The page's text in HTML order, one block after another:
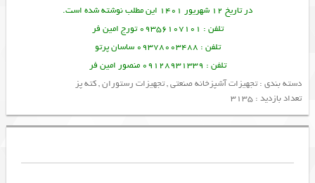
در تاریخ 12 شهریور 1401 این مطلب نوشته شده است.
تلفن : 09356107101 تورج امین فر
تلفن : 09378003488 ساسان پرتو
تلفن : 09128931339 منصور امین فر
دسته بندی :تجهیزات آشپزخانه صنعتی,تجهیزات رستوران,کته پز
تعداد بازدید : 3135